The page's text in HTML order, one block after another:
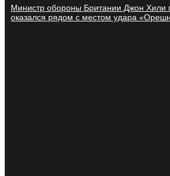
Министр обороны Британии Джон Хили
оказался рядом с местом удара